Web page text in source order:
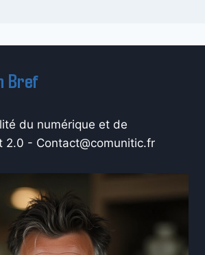
Bref
du numérique et de
2.0 - Contact@comunitic.fr